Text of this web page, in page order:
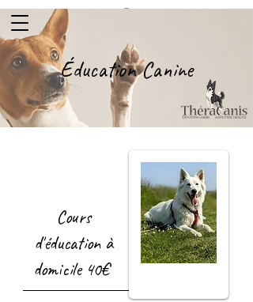
Éducation Canine
Cours
d'éducation à
domicile 40€